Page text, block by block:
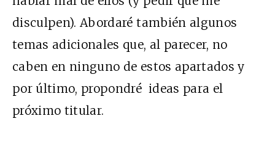
disculpen). Abordaré también algunos
temas adicionales que, al parecer, no
caben en ninguno de estos apartados y
por último, propondré ideas para el
próximo titular.